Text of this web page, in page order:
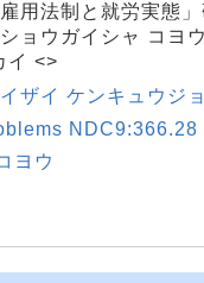
用法制と就労実態
ョウガイシャ コヨ
イ <>
ザイ ケンキュウジ
NDC9:366.28
ヨウ